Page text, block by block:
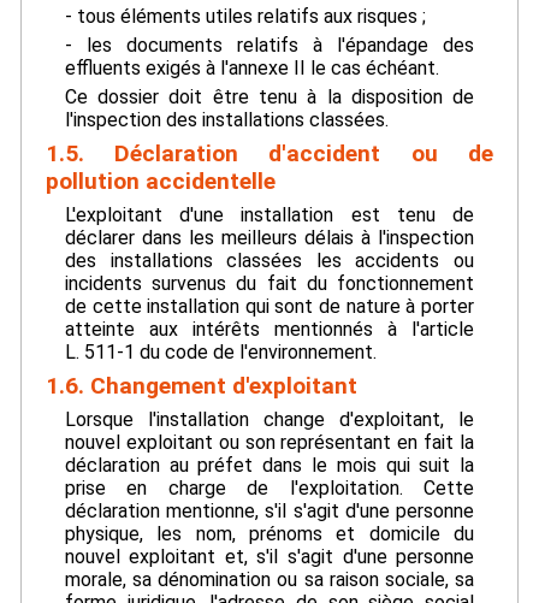
- tous éléments utiles relatifs aux risques ;
- les documents relatifs à l'épandage des
effluents exigés à l'annexe II le cas échéant.
Ce dossier doit être tenu à la disposition de
l'inspection des installations classées.
1.5. Déclaration d'accident ou de
pollution accidentelle
L'exploitant d'une installation est tenu de
déclarer dans les meilleurs délais à l'inspection
des installations classées les accidents ou
incidents survenus du fait du fonctionnement
de cette installation qui sont de nature à porter
atteinte aux intérêts mentionnés à l'article
L. 511-1 du code de l'environnement.
1.6. Changement d'exploitant
Lorsque l'installation change d'exploitant, le
nouvel exploitant ou son représentant en fait la
déclaration au préfet dans le mois qui suit la
prise en charge de l'exploitation. Cette
déclaration mentionne, s'il s'agit d'une personne
physique, les nom, prénoms et domicile du
nouvel exploitant et, s'il s'agit d'une personne
morale, sa dénomination ou sa raison sociale, sa